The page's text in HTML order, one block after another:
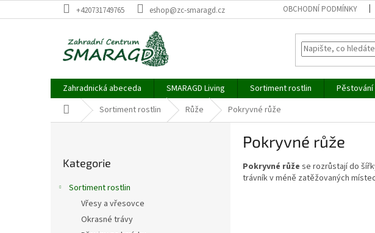
na
+420731749765 eshop@zc-smaragd.cz OBCHODNÍ PODMÍNKY
Zahradnická abeceda SMARAGD Living Sortiment rostlin
Domů Sortiment rostlin Růže Pokryvné růže
kategorie
Kategorie
Sortiment rostlin
Vřesy a vřesovce
Okrasné trávy
Pokryvné růže
Pokryvné růže se rozrůstají do
trávník v méně zatěžovaných